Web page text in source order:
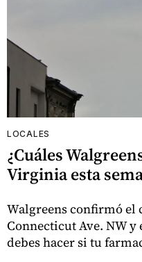
LOCALES
¿Cuáles
Virginia esta
Walgreens confirmó el
Connecticut Ave. NW
debes hacer si tu